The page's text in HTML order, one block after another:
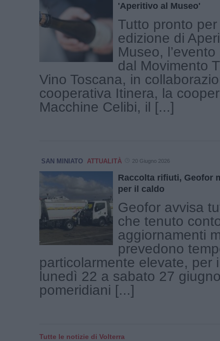
'Aperitivo al Museo'
Tutto pronto
edizione di
Museo,
dal Movimento
Vino Toscana, in
cooperativa Itinera, la
Macchine Celibi, il [...]
SAN MINIATO ATTUALITÀ 20 Giugno 2026
Raccolta rifiuti, Geofor
per il caldo
Geofor avvisa
che tenuto
aggiornamenti
prevedono
particolarmente elevate, per
lunedì 22 a sabato 27
pomeridiani [...]
Tutte le notizie di Volterra